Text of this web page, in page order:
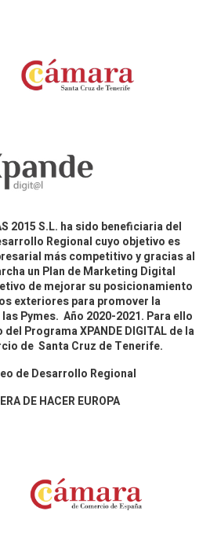
2015 S.L. ha sido beneficiaria del
Regional cuyo objetivo es
más competitivo y gracias al
un Plan de Marketing Digital
de mejorar su posicionamiento
exteriores para promover la
Pymes. Año 2020-2021. Para ello
Programa XPANDE DIGITAL de la
de Santa Cruz de Tenerife.
de Desarrollo Regional
DE HACER EUROPA